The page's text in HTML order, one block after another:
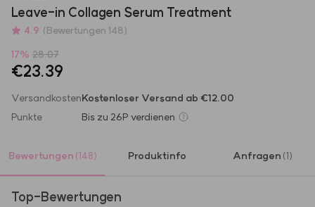
Leave-in Collagen Serum Treatment
4.9 (Bewertungen 148)
17% 28.07
€23.39
VersandkostenKostenloser Versand ab €12.00
Punkte
Bis zu 26P verdienen
Bewertungen (148) Produktinfo Anfragen (1)
Top-Bewertungen